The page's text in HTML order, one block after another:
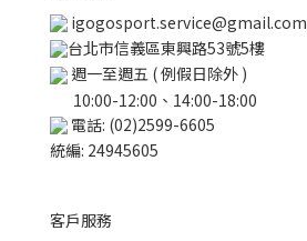
igogosport.service@gmail.com
台北市信義區東興路53號5樓
週一至週五 ( 例假日除外 )
10:00-12:00、14:00-18:00
電話: (02)2599-6605
統編: 24945605
客戶服務